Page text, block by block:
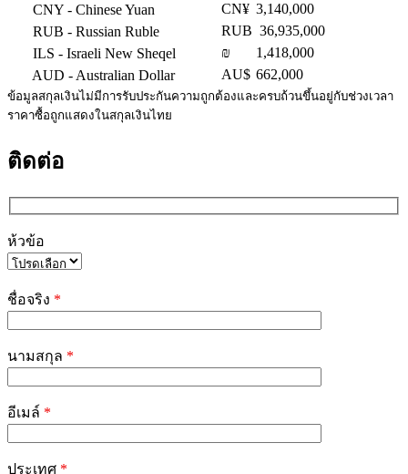
CNY - Chinese Yuan CN¥ 3,140,000
RUB - Russian Ruble RUB 36,935,000
ILS - Israeli New Sheqel ₪
1,418,000
AUD - Australian Dollar AU$ 662,000
ข้อมูลสกุลเงินไม่มีการรับประกันความถูกต้องและครบถ้วนขึ้นอยู่กับช่วงเวลา
ราคาซื้อถูกแสดงในสกุลเงินไทย
ติดต่อ
ห้วข้อ
leave
this
field
ชื่อจริง *
นามสกุล *
อีเมล์ *
ประเทศ *